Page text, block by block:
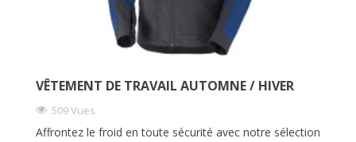
VÊTEMENT DE TRAVAIL AUTOMNE / HIVER
509 Vues
Affrontez le froid en toute sécurité avec notre sélection